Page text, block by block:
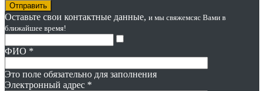
Оставьте свои контактные данные, и мы свяжемсяс Вами в
ближайшее время!
ФИО *
Это поле обязательно для заполнения
Электронный адрес *